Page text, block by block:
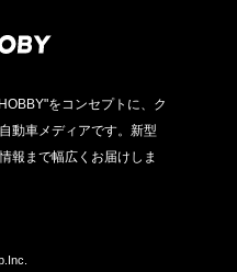
をコンセプトに、ク
動車メディアです。新型
報まで幅広くお届けしま